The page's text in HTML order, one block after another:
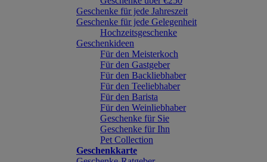
Geschenke für jede Jahreszeit
Geschenke für jede Gelegenheit
Hochzeitsgeschenke
Geschenkideen
Für den Meisterkoch
Für den Gastgeber
Für den Backliebhaber
Für den Teeliebhaber
Für den Barista
Für den Weinliebhaber
Geschenke für Sie
Geschenke für Ihn
Pet Collection
Geschenkkarte